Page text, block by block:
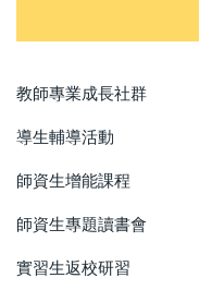
教師專業成長社群
導生輔導活動
師資生增能課程
師資生專題讀書會
實習生返校研習